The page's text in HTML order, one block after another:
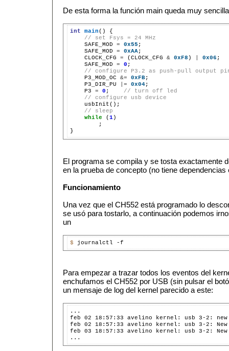
De esta forma la función main queda muy
int main() {
// set Fsys = 24 MHz
    SAFE_MOD
= 0x55 ;
    SAFE_MOD
= 0xAA;
    CLOCK_CFG
= (CLOCK_CFG & 0xF8 ) 0x06 ;
    SAFE_MOD
= 0 ;
// configure P3.2 as push-pull output
    P3_MOD_OC
&= 0xFB;
    P3_DIR_PU
|= 0x04;
    P3
= 0 ;
// turn off led
// configure usb device
    usbInit();
// sleep
while ( 1)
        ;
El programa se compila y se tosta exactamente
en la prueba de concepto (no tiene dependencias
Funcionamiento
Una vez que el CH552 está programado lo
se usó para tostarlo, a continuación podemos
un
$
Para empezar a trazar todos los eventos del
enchufamos el CH552 por USB (sin pulsar el
un mensaje de log del kernel parecido a este:
...
feb 02 18:57:33 avelino kernel: usb 3-2: new
feb 02 18:57:33 avelino kernel: usb 3-2: New
feb 03 18:57:33 avelino kernel: usb 3-2: New